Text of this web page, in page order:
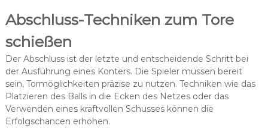
Abschluss-Techniken zum Tore
schießen
Der Abschluss ist der letzte und entscheidende Schritt bei
der Ausführung eines Konters. Die Spieler müssen bereit
sein, Tormöglichkeiten präzise zu nutzen. Techniken wie das
Platzieren des Balls in die Ecken des Netzes oder das
Verwenden eines kraftvollen Schusses können die
Erfolgschancen erhöhen.